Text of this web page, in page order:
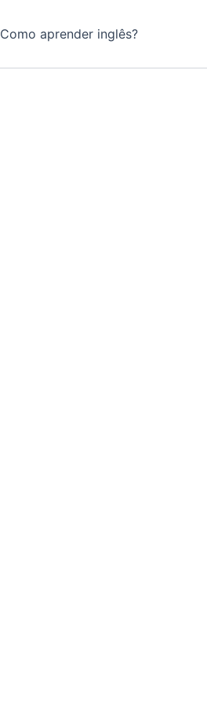
Como aprender inglês?